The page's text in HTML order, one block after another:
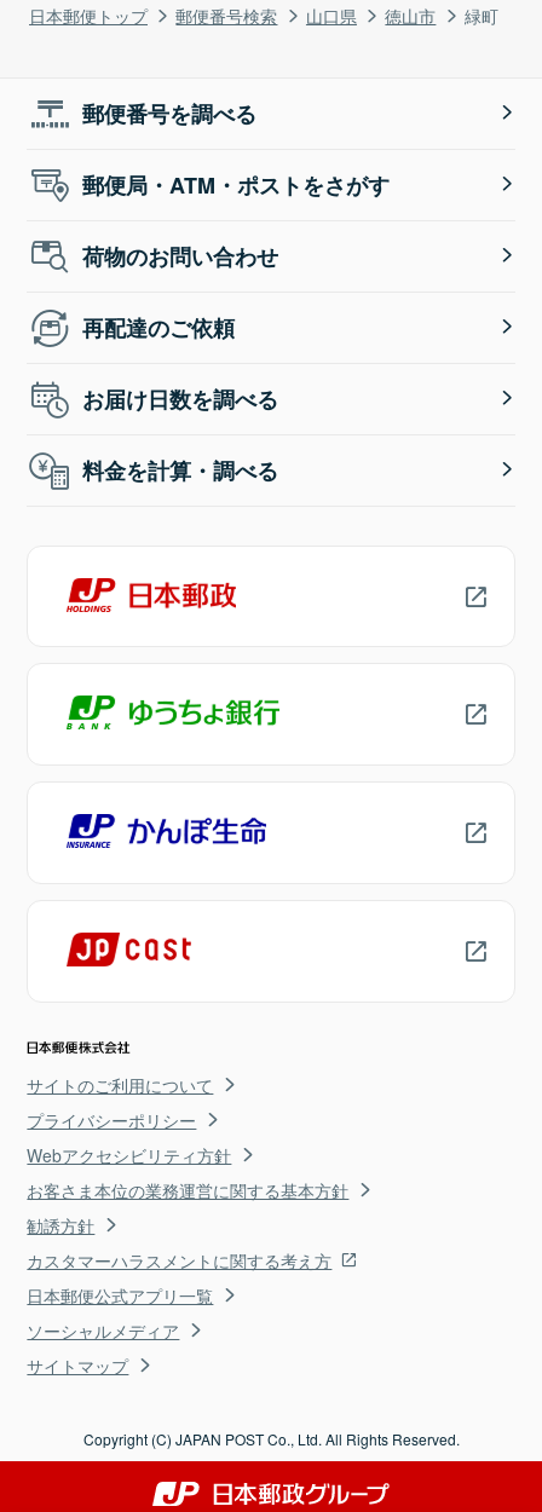
日本郵便トップ 郵便番号検索 山口県 徳山市 緑町
郵便番号を調べる
郵便局・ATM・ポストをさがす
荷物のお問い合わせ
再配達のご依頼
お届け日数を調べる
料金を計算・調べる
サイトのご利用について
プライバシーポリシー
Webアクセシビリティ方針
お客さま本位の業務運営に関する基本方針
勧誘方針
カスタマーハラスメントに関する考え方
日本郵便公式アプリ一覧
ソーシャルメディア
サイトマップ
Copyright (C) JAPAN POST Co., Ltd. All Rights Reserved.